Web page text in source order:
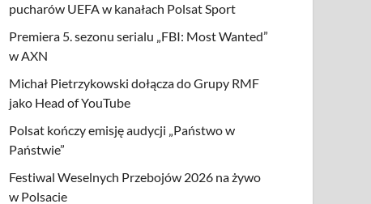
pucharów UEFA w kanałach Polsat Sport
Premiera 5. sezonu serialu „FBI: Most Wanted”
w AXN
Michał Pietrzykowski dołącza do Grupy RMF
jako Head of YouTube
Polsat kończy emisję audycji „Państwo w
Państwie”
Festiwal Weselnych Przebojów 2026 na żywo
w Polsacie